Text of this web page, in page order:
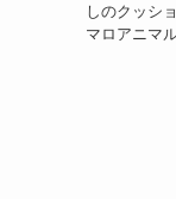
しのクッシ
マロアニマ